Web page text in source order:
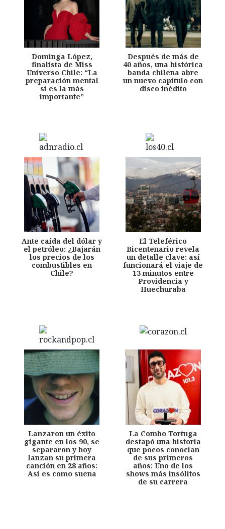
Dominga López,
finalista de Miss
Universo Chile: “La
preparación mental
sí es la más
importante”
Después de más de
40 años, una histórica
banda chilena abre
un nuevo capítulo con
disco inédito
Ante caída del dólar y
el petróleo: ¿Bajarán
los precios de los
combustibles en
Chile?
El Teleférico
Bicentenario revela
un detalle clave: así
funcionará el viaje de
13 minutos entre
Providencia y
Huechuraba
Lanzaron un éxito
gigante en los 90, se
separaron y hoy
lanzan su primera
canción en 28 años:
Así es como suena
La Combo Tortuga
destapó una historia
que pocos conocían
de sus primeros
años: Uno de los
shows más insólitos
de su carrera